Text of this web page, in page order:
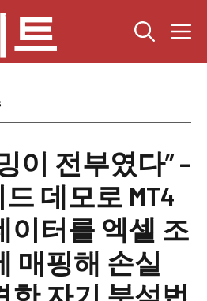
이 전부였다” –
데모로 MT4
이터를 엑셀 조
매핑해 손실